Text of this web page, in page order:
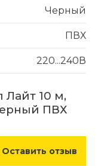
Черный
ПВХ
220...240В
Лайт 10 м,
ПВХ
Оставить отзыв